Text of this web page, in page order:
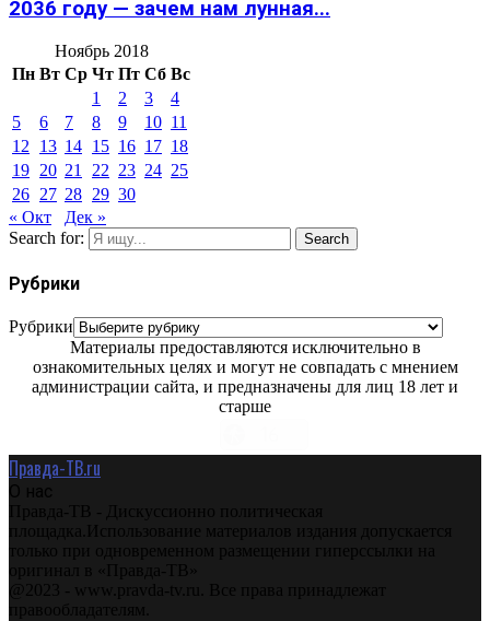
2036 году — зачем нам лунная...
Ноябрь 2018
Пн Вт Ср Чт Пт Сб Вс
1
2 3
4
5
6 7 8 9 10 11
12
13 14 15 16 17 18
19 20 21 22 23 24 25
26 27 28 29 30
« Окт
Дек »
Search for:
Search
Рубрики
Рубрики
Материалы предоставляются исключительно в
ознакомительных целях и могут не совпадать с мнением
администрации сайта, и предназначены для лиц 18 лет и
старше
Правда-ТВ.ru
О нас
Правда-ТВ - Дискуссионно политическая
площадка.Использование материалов издания допускается
только при одновременном размещении гиперссылки на
оригинал в «Правда-ТВ»
@2023 - www.pravda-tv.ru. Все права принадлежат
правообладателям.